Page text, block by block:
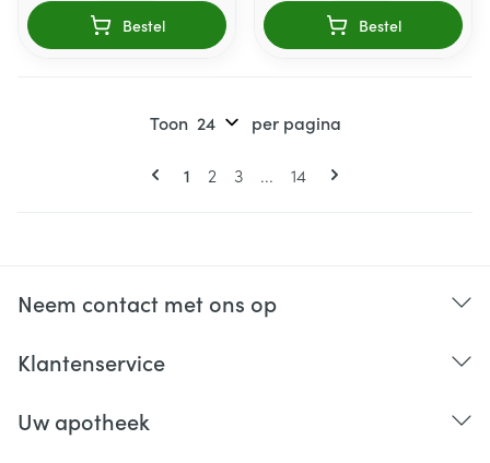
Bestel Bestel
Pagina's
U lees momenteel pagina
1 Pagina
2 Pagina
3 ... Pagina
14
Toon per pagina
Neem contact met ons op
Klantenservice
Uw apotheek